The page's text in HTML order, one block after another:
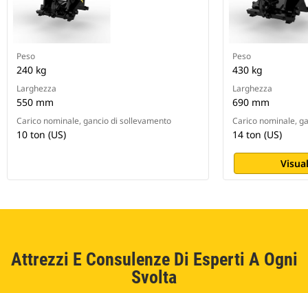
Peso
240 kg
Larghezza
550 mm
Carico nominale, gancio di sollevamento
10 ton (US)
Peso
430 kg
Larghezza
690 mm
Carico nominale,
14 ton (US)
Attrezzi E Consulenze Di Esperti A Ogni
Svolta